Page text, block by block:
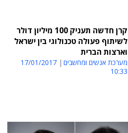
קרן חדשה תעניק 100 מיליון דולר
לשיתוף פעולה טכנולוגי בין ישראל
וארצות הברית
מערכת אנשים ומחשבים
17/01/2017
10:33